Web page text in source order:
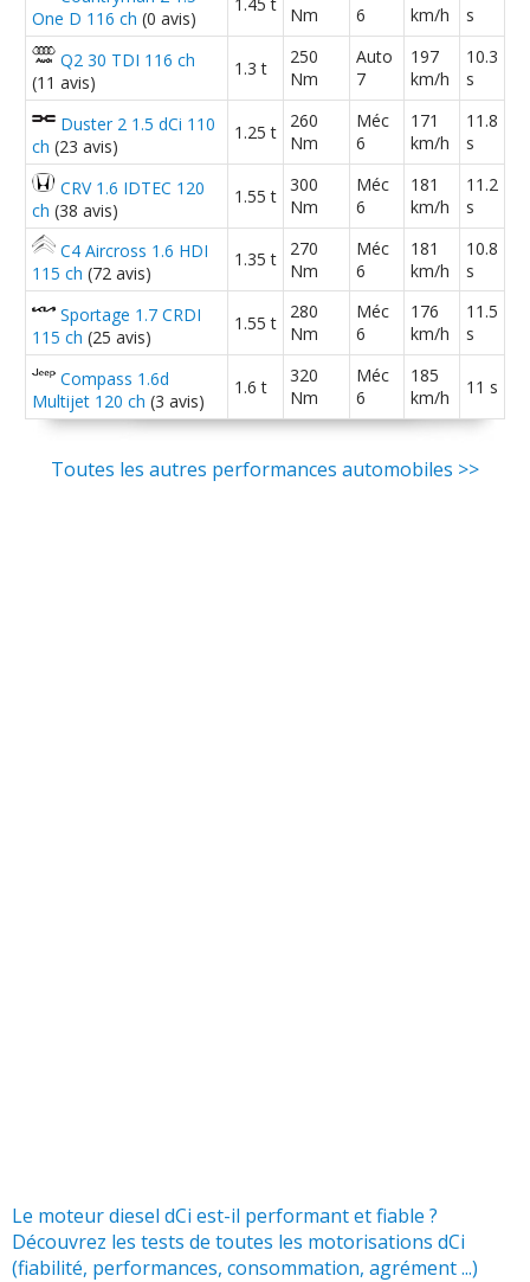
One D 116 ch (0 avis)
Nm
6
km/h
s
Q2 30 TDI 116 ch
(11 avis)
1.3 t
250
Nm
Auto
7
197
km/h
10.3
s
Duster 2 1.5 dCi 110
ch (23 avis)
1.25 t
260
Nm
Méc
6
171
km/h
11.8
s
CRV 1.6 IDTEC 120
ch (38 avis)
1.55 t
300
Nm
Méc
6
181
km/h
11.2
s
C4 Aircross 1.6 HDI
115 ch (72 avis)
1.35 t
270
Nm
Méc
6
181
km/h
10.8
s
Sportage 1.7 CRDI
115 ch (25 avis)
1.55 t
280
Nm
Méc
6
176
km/h
11.5
s
Compass 1.6d
Multijet 120 ch (3 avis)
1.6 t
320
Nm
Méc
6
185
km/h
11 s
Toutes les autres performances automobiles >>
Le moteur diesel dCi est-il performant et fiable ?
Découvrez les tests de toutes les motorisations dCi
(fiabilité, performances, consommation, agrément ...)